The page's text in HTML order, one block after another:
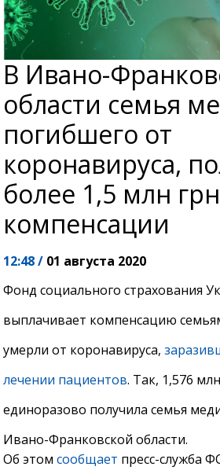
В Ивано-
области семья
погибшего от
коронавируса,
более 1,5 млн грн
компенсации
12:48 / 01 августа 2020
Фонд социального страхования
выплачивает компенсацию
умерли от коронавируса,
лечении пациентов. Так, 1,576
единоразово получила семья
Ивано-Франковской области.
Об этомсообщает пресс-служба